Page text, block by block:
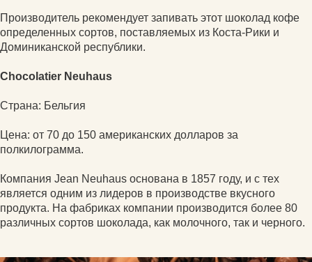
Производитель рекомендует запивать этот шоколад кофе
определенных сортов, поставляемых из Коста-Рики и
Доминиканской республики.
Chocolatier Neuhaus
Страна: Бельгия
Цена: от 70 до 150 американских долларов за
полкилограмма.
Компания Jean Neuhaus основана в 1857 году, и с тех
является одним из лидеров в производстве вкусного
продукта. На фабриках компании производится более 80
различных сортов шоколада, как молочного, так и черного.